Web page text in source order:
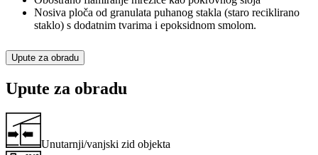
Nosiva ploča od granulata puhanog stakla (staro reciklirano
staklo) s dodatnim tvarima i epoksidnom smolom.
Upute za obradu
Upute za obradu
Unutarnji/vanjski zid objekta